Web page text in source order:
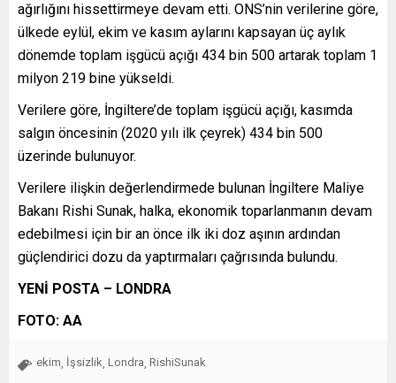
ağırlığını hissettirmeye devam etti. ONS’nin verilerine göre,
ülkede eylül, ekim ve kasım aylarını kapsayan üç aylık
dönemde toplam işgücü açığı 434 bin 500 artarak toplam 1
milyon 219 bine yükseldi.
Verilere göre, İngiltere’de toplam işgücü açığı, kasımda
salgın öncesinin (2020 yılı ilk çeyrek) 434 bin 500
üzerinde bulunuyor.
Verilere ilişkin değerlendirmede bulunan İngiltere Maliye
Bakanı Rishi Sunak, halka, ekonomik toparlanmanın devam
edebilmesi için bir an önce ilk iki doz aşının ardından
güçlendirici dozu da yaptırmaları çağrısında bulundu.
YENİ POSTA – LONDRA
FOTO: AA
ekim İşsizlik Londra RishiSunak